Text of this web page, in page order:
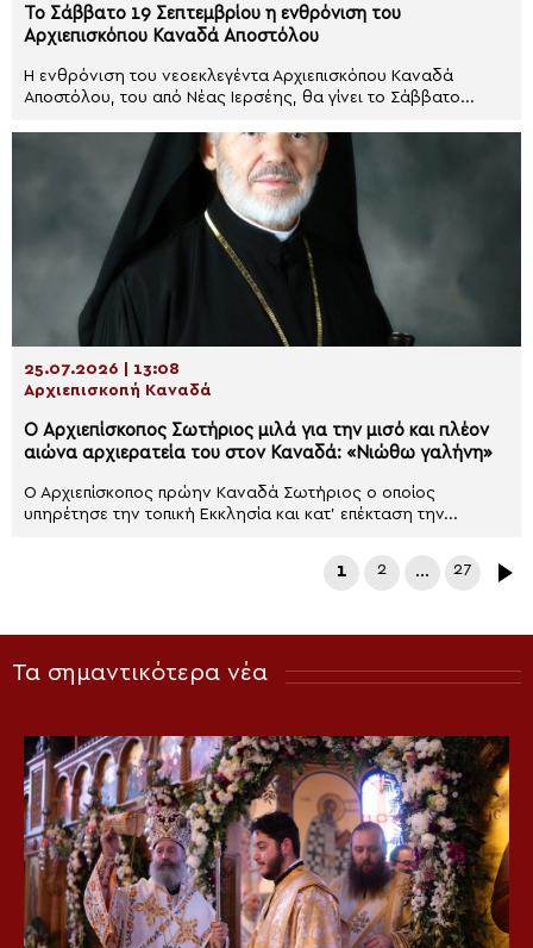
Το Σάββατο 19 Σεπτεμβρίου η ενθρόνιση του
Αρχιεπισκόπου Καναδά Αποστόλου
Η ενθρόνιση του νεοεκλεγέντα Αρχιεπισκόπου Καναδά
Αποστόλου, του από Νέας Ιερσέης, θα γίνει το Σάββατο...
25.07.2026 | 13:08
Αρχιεπισκοπή Καναδά
Ο Αρχιεπίσκοπος Σωτήριος μιλά για την μισό και πλέον
αιώνα αρχιερατεία του στον Καναδά: «Νιώθω γαλήνη»
Ο Αρχιεπίσκοπος πρώην Καναδά Σωτήριος ο οποίος
υπηρέτησε την τοπική Εκκλησία και κατ’ επέκταση την...
1 2 … 27
Τα σημαντικότερα νέα